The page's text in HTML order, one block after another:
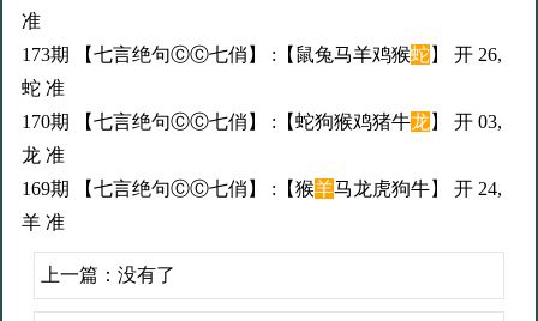
准
173期 【七言绝句ⒸⒸ七俏】 :【鼠兔马羊鸡猴蛇】 开 26,
蛇 准
170期 【七言绝句ⒸⒸ七俏】 :【蛇狗猴鸡猪牛龙 】 开 03,
龙 准
169期 【七言绝句ⒸⒸ七俏】 :【猴羊马龙虎狗牛】 开 24,
羊 准
上一篇：没有了